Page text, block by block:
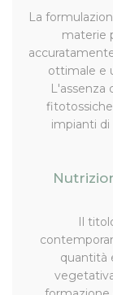
La
materie
ottimale e
L'assenza
impianti
Il
quantità